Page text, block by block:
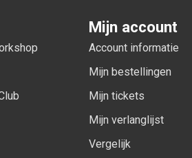
Mijn account
Account informatie
Mijn bestellingen
Mijn tickets
Mijn verlanglijst
Vergelijk